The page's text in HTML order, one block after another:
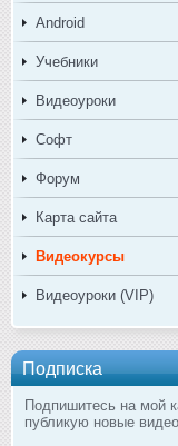
Android
Учебники
Видеоуроки
Софт
Форум
Карта сайта
Видеокурсы
Видеоуроки (VIP)
Подписка
Подпишитесь на мой
публикую новые